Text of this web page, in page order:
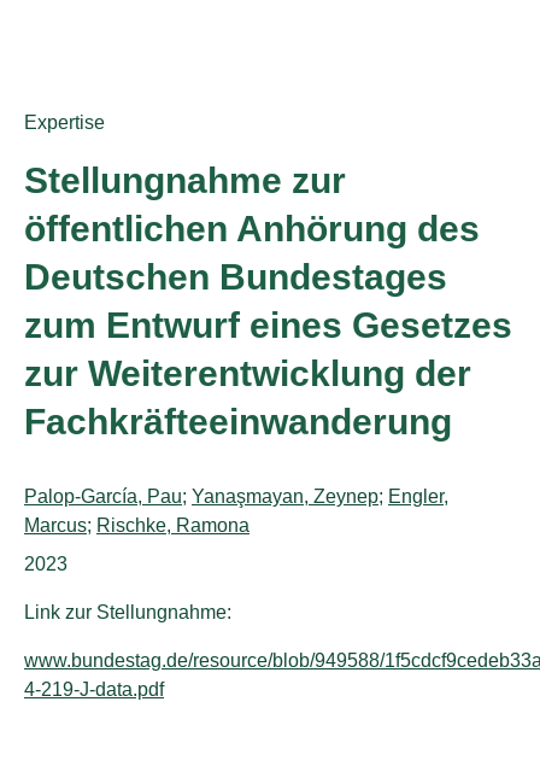
Publication type:
Expertise
Stellungnahme zur
öffentlichen Anhörung des
Deutschen Bundestages
zum Entwurf eines Gesetzes
zur Weiterentwicklung der
Fachkräfteeinwanderung
Authors:
Palop-García, Pau; Yanaşmayan, Zeynep; Engler,
Marcus; Rischke, Ramona
Publication year:
2023
Link zur Stellungnahme:
www.bundestag.de/resource/blob/949588/
4-219-J-data.pdf